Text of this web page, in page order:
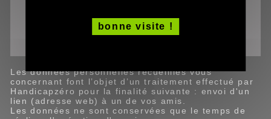
Les données personnelles recueillies vous
concernant font l’objet d’un traitement effectué par
Handicapzéro pour la finalité suivante : envoi d'un
lien (adresse web) à un de vos amis.
Les données ne sont conservées que le temps de
bonne visite !